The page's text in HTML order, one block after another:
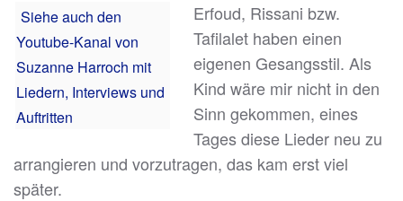
Siehe auch den
Youtube-Kanal von
Suzanne Harroch mit
Liedern, Interviews und
Auftritten
Erfoud, Rissani bzw.
Tafilalet haben einen
eigenen Gesangsstil. Als
Kind wäre mir nicht in den
Sinn gekommen, eines
Tages diese Lieder neu zu
arrangieren und vorzutragen, das kam erst viel
später.